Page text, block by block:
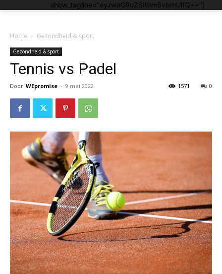
show_tagline="eyJwaG9uZSI6Im5vbmUifQ=="]
Home Gezondheid & sport
Gezondheid & sport
Tennis vs Padel
Door WEpromise - 9 mei 2022 0
1571